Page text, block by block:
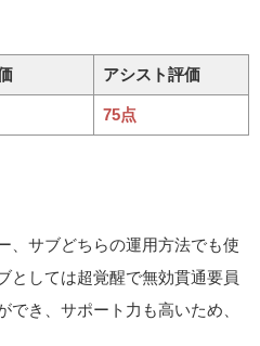
アシスト評価
75点
、サブどちらの運用方法でも使
としては超覚醒で無効貫通要員
き、サポート力も高いため、